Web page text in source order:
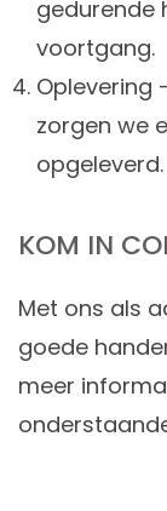
gedurende
voortgang.
Oplevering
zorgen we
opgeleverd.
KOM IN
Met ons als
goede
meer